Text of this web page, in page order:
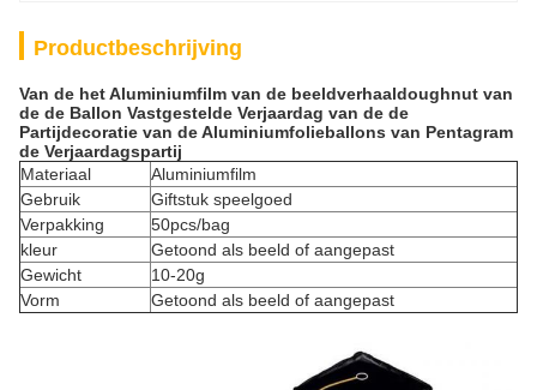
Productbeschrijving
Van de het Aluminiumfilm van de beeldverhaaldoughnut van
de de Ballon Vastgestelde Verjaardag van de de
Partijdecoratie van de Aluminiumfolieballons van Pentagram
de Verjaardagspartij
Materiaal
Aluminiumfilm
Gebruik
Giftstuk speelgoed
Verpakking
50pcs/bag
kleur
Getoond als beeld of aangepast
Gewicht
10-20g
Vorm
Getoond als beeld of aangepast